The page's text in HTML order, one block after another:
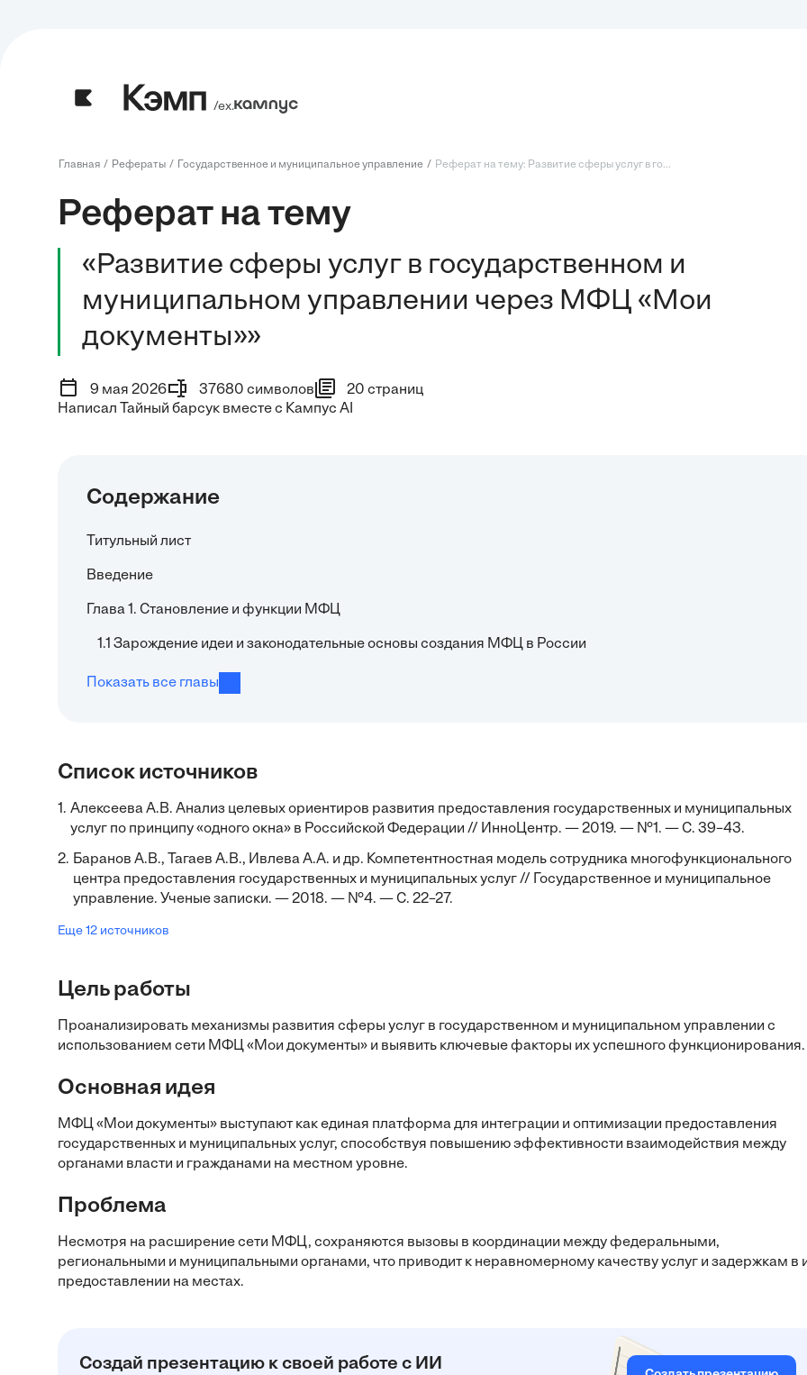
/ех.
Главная Рефераты Государственное и муниципальное управление Реферат на тему: Развитие сферы услуг в го...
Реферат на тему
«Развитие сферы услуг в государственном и
муниципальном управлении через МФЦ «Мои
документы»»
9 мая 2026 37680 символов
20 страниц
Написал Тайный барсук вместе с Кампус AI
Содержание
Титульный лист
Введение
Глава 1. Становление и функции МФЦ
1.1 Зарождение идеи и законодательные основы создания МФЦ в России
Показать все главы
Список источников
1. Алексеева А.В. Анализ целевых ориентиров развития предоставления государственных и муниципальных
услуг по принципу «одного окна» в Российской Федерации // ИнноЦентр. — 2019. — №1. — С. 39–43.
2. Баранов А.В., Тагаев А.В., Ивлева А.А. и др. Компетентностная модель сотрудника многофункционального
центра предоставления государственных и муниципальных услуг // Государственное и муниципальное
управление. Ученые записки. — 2018. — №4. — С. 22–27.
Еще 12 источников
Цель работы
Проанализировать механизмы развития сферы услуг в государственном и муниципальном управлении с
использованием сети МФЦ «Мои документы» и выявить ключевые факторы их успешного функционирования.
Основная идея
МФЦ «Мои документы» выступают как единая платформа для интеграции и оптимизации предоставления
государственных и муниципальных услуг, способствуя повышению эффективности взаимодействия между
органами власти и гражданами на местном уровне.
Проблема
Несмотря на расширение сети МФЦ, сохраняются вызовы в координации между федеральными,
региональными и муниципальными органами, что приводит к неравномерному качеству услуг и задержкам в
предоставлении на местах.
Создай презентацию к своей работе с ИИ